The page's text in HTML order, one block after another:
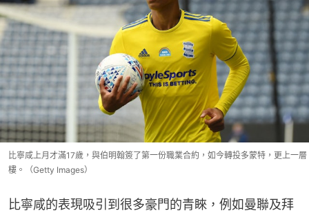
比寧咸上月才滿17歲，與伯明翰簽了第一份職業合約，如今轉投多蒙特，更上一層
樓。（Getty Images）
比寧咸的表現吸引到很多豪門的青睞，例如曼聯及拜